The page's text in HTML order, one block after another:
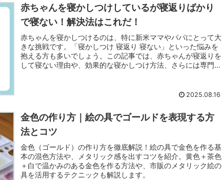
赤ちゃんを寝かしつけしているが寝返りばかり
で寝ない！解決法はこれだ！
赤ちゃんを寝かしつけるのは、特に新米ママやパパにとって大
きな挑戦です。「寝かしつけ 寝返り 寝ない」といった悩みを
抱える方も多いでしょう。この記事では、赤ちゃんが寝返りを
して寝ない理由や、効果的な寝かしつけ方法、さらには専門家
2025.08.16
金色の作り方｜絵の具でゴールドを表現する方
法とコツ
金色（ゴールド）の作り方を徹底解説！絵の具で金色を作る基
本の混色方法や、メタリック感を出すコツを紹介。黄色＋茶色
＋白で温かみのある金色を作る方法や、市販のメタリック絵の
具を活用するテクニックも解説します。